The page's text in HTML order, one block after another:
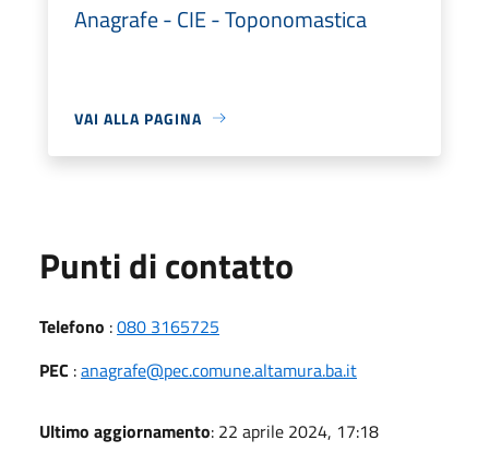
Anagrafe - CIE - Toponomastica
VAI ALLA PAGINA
Punti di contatto
Telefono :080 3165725
PEC :anagrafe@pec.comune.altamura.ba.it
Ultimo aggiornamento: 22 aprile 2024, 17:18